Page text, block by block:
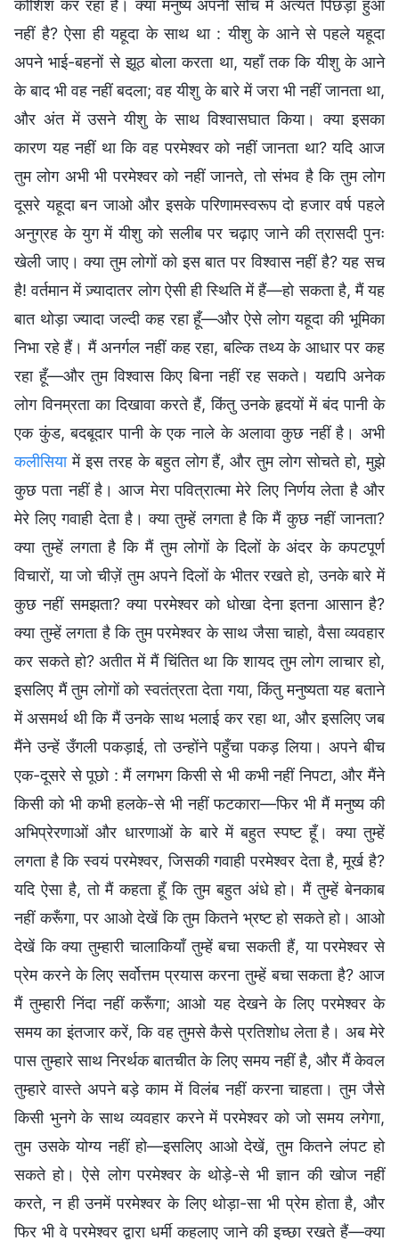
कोशिश कर रहा है। क्या मनुष्य अपनी सोच में अत्यंत पिछड़ा हुआ
नहीं है? ऐसा ही यहूदा के साथ था : यीशु के आने से पहले यहूदा
अपने भाई-बहनों से झूठ बोला करता था, यहाँ तक कि यीशु के आने
के बाद भी वह नहीं बदला; वह यीशु के बारे में जरा भी नहीं जानता था,
और अंत में उसने यीशु के साथ विश्वासघात किया। क्या इसका
कारण यह नहीं था कि वह परमेश्वर को नहीं जानता था? यदि आज
तुम लोग अभी भी परमेश्वर को नहीं जानते, तो संभव है कि तुम लोग
दूसरे यहूदा बन जाओ और इसके परिणामस्वरूप दो हजार वर्ष पहले
अनुग्रह के युग में यीशु को सलीब पर चढ़ाए जाने की त्रासदी पुनः
खेली जाए। क्या तुम लोगों को इस बात पर विश्वास नहीं है? यह सच
है! वर्तमान में ज़्यादातर लोग ऐसी ही स्थिति में हैं—हो सकता है, मैं यह
बात थोड़ा ज्यादा जल्दी कह रहा हूँ—और ऐसे लोग यहूदा की भूमिका
निभा रहे हैं। मैं अनर्गल नहीं कह रहा, बल्कि तथ्य के आधार पर कह
रहा हूँ—और तुम विश्वास किए बिना नहीं रह सकते। यद्यपि अनेक
लोग विनम्रता का दिखावा करते हैं, किंतु उनके हृदयों में बंद पानी के
एक कुंड, बदबूदार पानी के एक नाले के अलावा कुछ नहीं है। अभी
कलीसियामें इस तरह के बहुत लोग हैं, और तुम लोग सोचते हो, मुझे
कुछ पता नहीं है। आज मेरा पवित्रात्मा मेरे लिए निर्णय लेता है और
मेरे लिए गवाही देता है। क्या तुम्हें लगता है कि मैं कुछ नहीं जानता?
क्या तुम्हें लगता है कि मैं तुम लोगों के दिलों के अंदर के कपटपूर्ण
विचारों, या जो चीज़ें तुम अपने दिलों के भीतर रखते हो, उनके बारे में
कुछ नहीं समझता? क्या परमेश्वर को धोखा देना इतना आसान है?
क्या तुम्हें लगता है कि तुम परमेश्वर के साथ जैसा चाहो, वैसा व्यवहार
कर सकते हो? अतीत में मैं चिंतित था कि शायद तुम लोग लाचार हो,
इसलिए मैं तुम लोगों को स्वतंत्रता देता गया, किंतु मनुष्यता यह बताने
में असमर्थ थी कि मैं उनके साथ भलाई कर रहा था, और इसलिए जब
मैंने उन्हें उँगली पकड़ाई, तो उन्होंने पहुँचा पकड़ लिया। अपने बीच
एक-दूसरे से पूछो : मैं लगभग किसी से भी कभी नहीं निपटा, और मैंने
किसी को भी कभी हलके-से भी नहीं फटकारा—फिर भी मैं मनुष्य की
अभिप्रेरणाओं और धारणाओं के बारे में बहुत स्पष्ट हूँ। क्या तुम्हें
लगता है कि स्वयं परमेश्वर, जिसकी गवाही परमेश्वर देता है, मूर्ख है?
यदि ऐसा है, तो मैं कहता हूँ कि तुम बहुत अंधे हो। मैं तुम्हें बेनकाब
नहीं करूँगा, पर आओ देखें कि तुम कितने भ्रष्ट हो सकते हो। आओ
देखें कि क्या तुम्हारी चालाकियाँ तुम्हें बचा सकती हैं, या परमेश्वर से
प्रेम करने के लिए सर्वोत्तम प्रयास करना तुम्हें बचा सकता है? आज
मैं तुम्हारी निंदा नहीं करूँगा; आओ यह देखने के लिए परमेश्वर के
समय का इंतजार करें, कि वह तुमसे कैसे प्रतिशोध लेता है। अब मेरे
पास तुम्हारे साथ निरर्थक बातचीत के लिए समय नहीं है, और मैं केवल
तुम्हारे वास्ते अपने बड़े काम में विलंब नहीं करना चाहता। तुम जैसे
किसी भुनगे के साथ व्यवहार करने में परमेश्वर को जो समय लगेगा,
तुम उसके योग्य नहीं हो—इसलिए आओ देखें, तुम कितने लंपट हो
सकते हो। ऐसे लोग परमेश्वर के थोड़े-से भी ज्ञान की खोज नहीं
करते, न ही उनमें परमेश्वर के लिए थोड़ा-सा भी प्रेम होता है, और
फिर भी वे परमेश्वर द्वारा धर्मी कहलाए जाने की इच्छा रखते हैं—क्या